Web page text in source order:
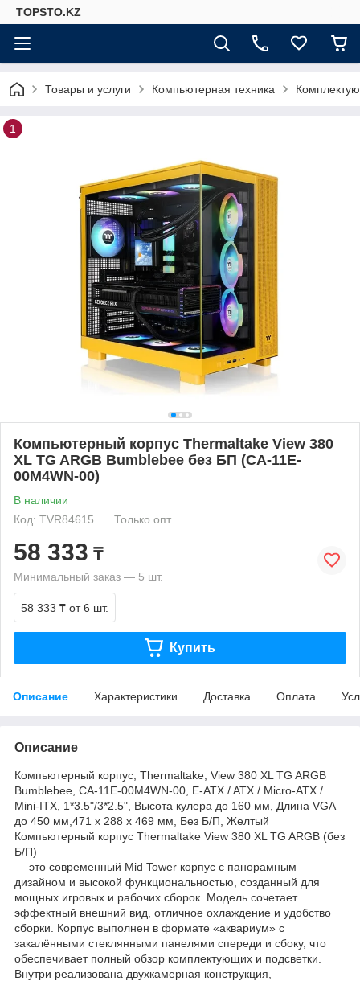
TOPSTO.KZ
Товары и услуги Компьютерная техника
1
Компьютерный корпус Thermaltake View 380
XL TG ARGB Bumblebee без БП (CA-11E-
00M4WN-00)
В наличии
Код: TVR84615
Только опт
58 333 ₸
Минимальный заказ — 5 шт.
58 333 ₸ от 6 шт.
Купить
Описание Характеристики Доставка Оплата
Описание
Компьютерный корпус, Thermaltake, View 380 XL TG ARGB
Bumblebee, CA-11E-00M4WN-00, E-ATX / ATX / Micro-ATX /
Mini-ITX, 1*3.5"/3*2.5", Высота кулера до 160 мм, Длина VGA
до 450 мм,471 x 288 x 469 мм, Без Б/П, Желтый
Компьютерный корпус Thermaltake View 380 XL TG ARGB (без
Б/П)
— это современный Mid Tower корпус с панорамным
дизайном и высокой функциональностью, созданный для
мощных игровых и рабочих сборок. Модель сочетает
эффектный внешний вид, отличное охлаждение и удобство
сборки. Корпус выполнен в формате «аквариум» с
закалёнными стеклянными панелями спереди и сбоку, что
обеспечивает полный обзор комплектующих и подсветки.
Внутри реализована двухкамерная конструкция,